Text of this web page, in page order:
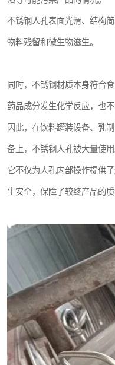
不锈钢人孔表面光滑、结构
物料残留和微生物滋生。
同时，不锈钢材质本身符合
药品成分发生化学反应，也不
因此，在饮料罐装设备、乳
备上，不锈钢人孔被大量使用
它不仅为人孔内部操作提供
生安全，保障了较终产品的质